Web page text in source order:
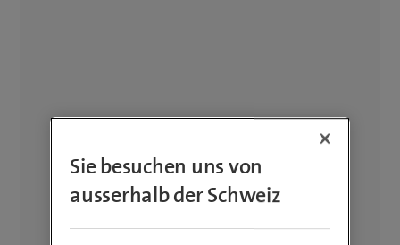
Sie besuchen uns von
ausserhalb der Schweiz